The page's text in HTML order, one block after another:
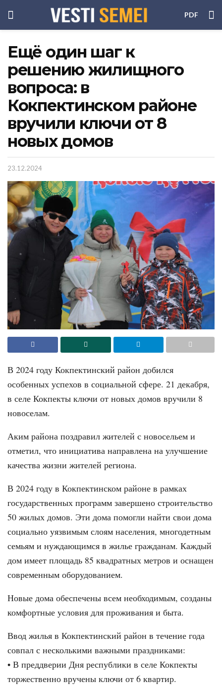
PDF
Ещё один шаг к
решению жилищного
вопроса: в
Кокпектинском районе
вручили ключи от 8
новых домов
23.12.2024
В 2024 году Кокпектинский район добился
особенных успехов в социальной сфере. 21 декабря,
в селе Кокпекты ключи от новых домов вручили 8
новоселам.
Аким района поздравил жителей с новосельем и
отметил, что инициатива направлена на улучшение
качества жизни жителей региона.
В 2024 году в Кокпектинском районе в рамках
государственных программ завершено строительство
50 жилых домов. Эти дома помогли найти свои дома
социально уязвимым слоям населения, многодетным
семьям и нуждающимся в жилье гражданам. Каждый
дом имеет площадь 85 квадратных метров и оснащен
современным оборудованием.
Новые дома обеспечены всем необходимым, созданы
комфортные условия для проживания и быта.
Ввод жилья в Кокпектинский район в течение года
совпал с несколькими важными праздниками:
• В преддверии Дня республики в селе Кокпекты
торжественно вручены ключи от 6 квартир.